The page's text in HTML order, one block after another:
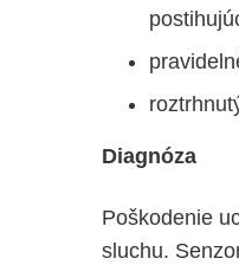
Diagnóza
Poškodenie
sluchu.